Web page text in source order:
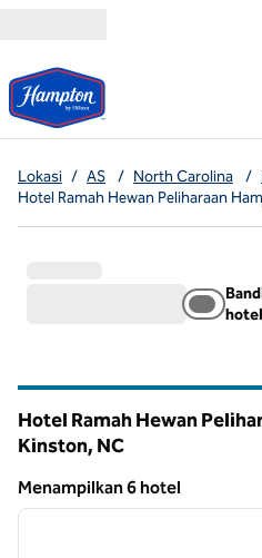
Lokasi / AS / North Carolina /
Hotel Ramah Hewan Peliharaan
hotel
Hotel Ramah Hewan
Kinston, NC
Menampilkan 6 hotel
Menampilkan 6 hotel
1 dari 12